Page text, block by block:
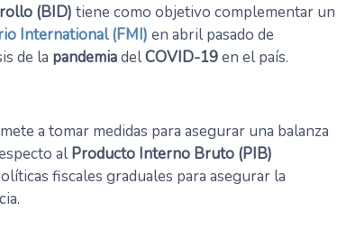
(BID) tiene como objetivo complementar un
International (FMI) en abril pasado de
de la pandemiadelCOVID-19en el país.
a tomar medidas para asegurar una balanza
alProducto Interno Bruto (PIB)
fiscales graduales para asegurar la